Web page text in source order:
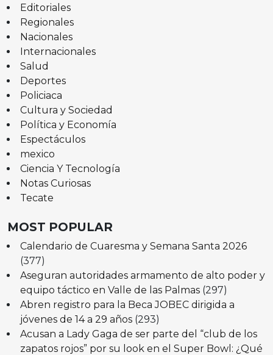
Editoriales
Regionales
Nacionales
Internacionales
Salud
Deportes
Policiaca
Cultura y Sociedad
Política y Economía
Espectáculos
mexico
Ciencia Y Tecnología
Notas Curiosas
Tecate
MOST POPULAR
Calendario de Cuaresma y Semana Santa 2026
(377)
Aseguran autoridades armamento de alto poder y
equipo táctico en Valle de las Palmas (297)
Abren registro para la Beca JOBEC dirigida a
jóvenes de 14 a 29 años (293)
Acusan a Lady Gaga de ser parte del “club de los
zapatos rojos” por su look en el Super Bowl: ¿Qué